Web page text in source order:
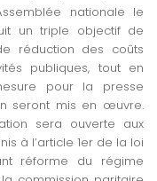
nationale le
un triple objectif de
réduction des coûts
publiques, tout en
pour la presse
seront mis en œuvre.
sera ouverte aux
à l’article 1er de la loi
réforme du régime